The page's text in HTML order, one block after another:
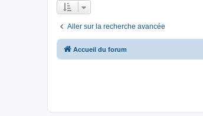
Aller sur la recherche avancée
Accueil du forum